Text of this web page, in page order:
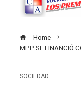
Home
MPP SE FINANCIÓ
SOCIEDAD